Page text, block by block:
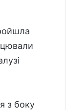
з боку